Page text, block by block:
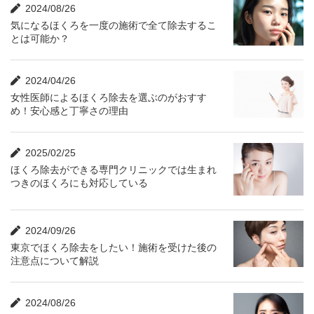
2024/08/26
気になるほくろを一度の施術で全て除去するこ
とは可能か？
2024/04/26
女性医師によるほくろ除去を選ぶのがおすす
め！安心感と丁寧さの理由
2025/02/25
ほくろ除去ができる専門クリニックでは生まれ
つきのほくろにも対応している
2024/09/26
東京でほくろ除去をしたい！施術を受けた後の
注意点について解説
2024/08/26